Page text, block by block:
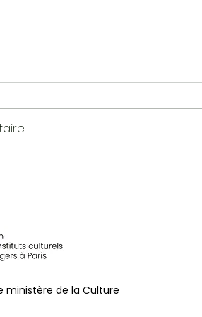
ministère de la Culture